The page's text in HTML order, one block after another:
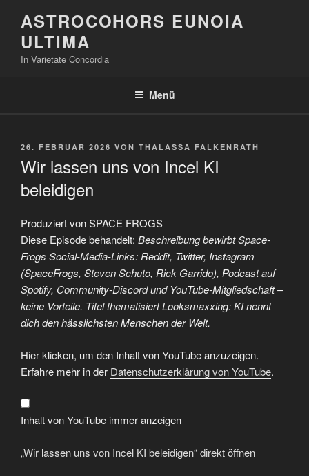
Inhalt
springen
ASTROCOHORS EUNOIA
ULTIMA
In Varietate Concordia
Menü
VERÖFFENTLICHT
26. FEBRUAR 2026 VON THALASSA FALKENRATH
Wir lassen uns von Incel KI
beleidigen
Produziert von SPACE FROGS
Diese Episode behandelt: Beschreibung bewirbt Space-
Frogs Social-Media-Links: Reddit, Twitter, Instagram
(SpaceFrogs, Steven Schuto, Rick Garrido), Podcast auf
Spotify, Community-Discord und YouTube-Mitgliedschaft –
keine Vorteile. Titel thematisiert Looksmaxxing: KI nennt
dich den hässlichsten Menschen der Welt.
„Wir
lassen
uns
von
KI
beleidigen“
von
YouTube
Hier klicken, um den Inhalt von YouTube anzuzeigen.
Erfahre mehr in der Datenschutzerklärung von YouTube.
Inhalt von YouTube immer anzeigen
„Wir lassen uns von Incel KI beleidigen“ direkt öffnen